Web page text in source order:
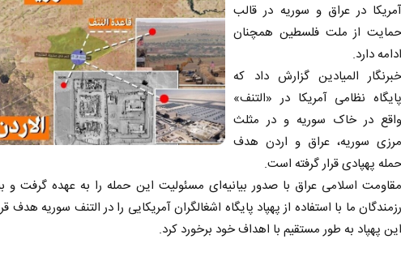
آمریکا در عراق و سوریه در قالب
حمایت از ملت فلسطین همچنان
ادامه دارد.
خبرنگار المیادین گزارش داد که
پایگاه نظامی آمریکا در «التنف»
واقع در خاک سوریه و در مثلث
مرزی سوریه، عراق و اردن هدف
حمله پهپادی قرار گرفته است.
مقاومت اسلامی عراق با صدور بیانیه‌ای مسئولیت این حمله را به عهده گرفت و
رزمندگان ما با استفاده از پهپاد پایگاه اشغالگران آمریکایی را در التنف سوریه هدف
این پهپاد به طور مستقیم با اهداف خود برخورد کرد.